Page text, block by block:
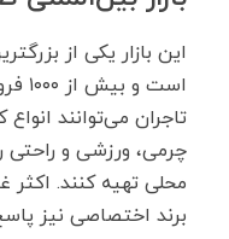
این بازار یکی از
تاجران می‌توانند
چرمی، ورزشی و راحتی
محلی تهیه کنند. اکثر
برند اختصاصی نیز